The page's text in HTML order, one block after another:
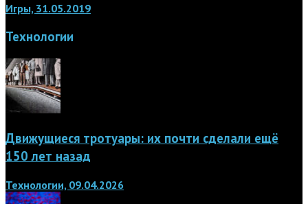
Игры, 31.05.2019
Технологии
Движущиеся тротуары: их почти сделали ещё
150 лет назад
Технологии, 09.04.2026